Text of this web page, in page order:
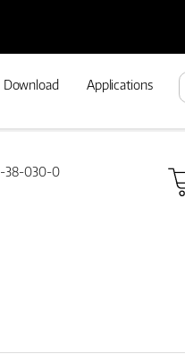
Download Applications
38-030-0